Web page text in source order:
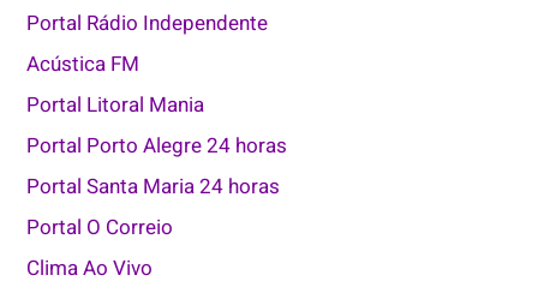
Portal Rádio Independente
Acústica FM
Portal Litoral Mania
Portal Porto Alegre 24 horas
Portal Santa Maria 24 horas
Portal O Correio
Clima Ao Vivo